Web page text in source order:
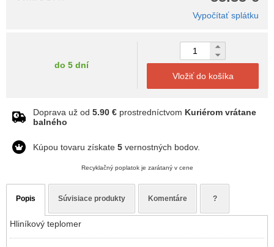
Vypočítať splátku
do 5 dní
Vložiť do košíka
Doprava už od 5.90 € prostredníctvom Kuriérom vrátane
balného
Kúpou tovaru získate 5 vernostných bodov.
Recyklačný poplatok je zarátaný v cene
Popis Súvisiace produkty Komentáre ?
Hliníkový teplomer